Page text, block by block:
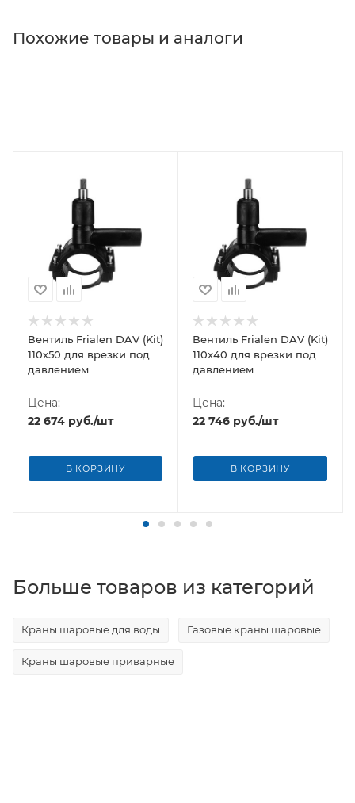
Похожие товары и аналоги
Вентиль Frialen DAV (Kit)
110х50 для врезки под
давлением
Цена:
22 674 руб./шт
В КОРЗИНУ
Вентиль Frialen DAV (Kit)
110х40 для врезки под
давлением
Цена:
22 746 руб./шт
В КОРЗИНУ
Больше товаров из категорий
Краны шаровые для воды Газовые краны шаровые
Краны шаровые приварные